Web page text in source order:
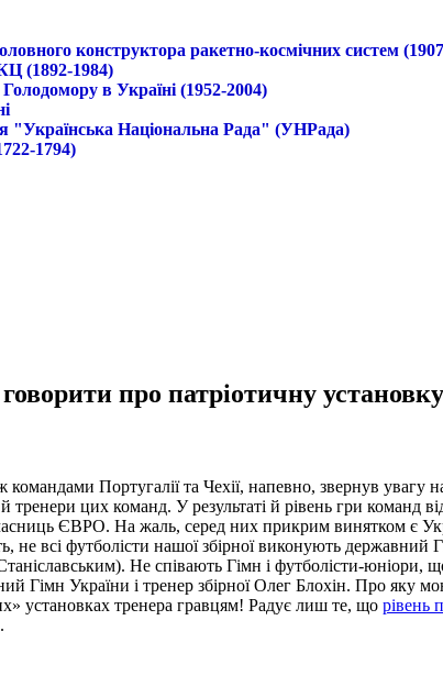
конструктора ракетно-космічних систем
(1892-1984)
в Україні (1952-2004)
"Українська Національна Рада" (УНРада)
1794)
про патріотичну
Португалії та Чехії, напевно, звернув увагу
цих команд. У результаті й рівень гри команд
ЄВРО. На жаль, серед них прикрим винятком є
не всі футболісти нашої збірної виконують
Не співають Гімн і футболісти-юніори,
Гімн України і тренер збірної Олег Блохін. Про яку
установках тренера гравцям! Радує лиш те, що рівень